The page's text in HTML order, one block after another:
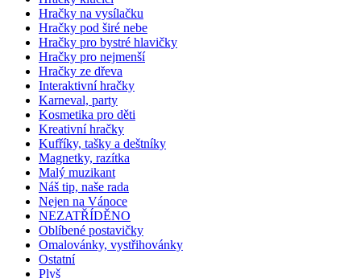
Hračky na vysílačku
Hračky pod širé nebe
Hračky pro bystré hlavičky
Hračky pro nejmenší
Hračky ze dřeva
Interaktivní hračky
Karneval, party
Kosmetika pro děti
Kreativní hračky
Kufříky, tašky a deštníky
Magnetky, razítka
Malý muzikant
Náš tip, naše rada
Nejen na Vánoce
NEZATŘÍDĚNO
Oblíbené postavičky
Omalovánky, vystřihovánky
Ostatní
Plyš